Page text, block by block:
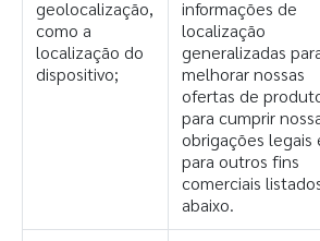
geolocalização,
como a
localização do
dispositivo;
informações de
localização
generalizadas
melhorar nossas
ofertas de
para cumprir
obrigações legais
para outros fins
comerciais
abaixo.